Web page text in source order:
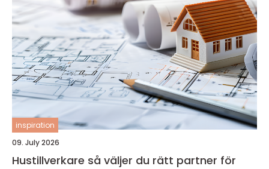
inspiration
09. July 2026
Hustillverkare så väljer du rätt partner för